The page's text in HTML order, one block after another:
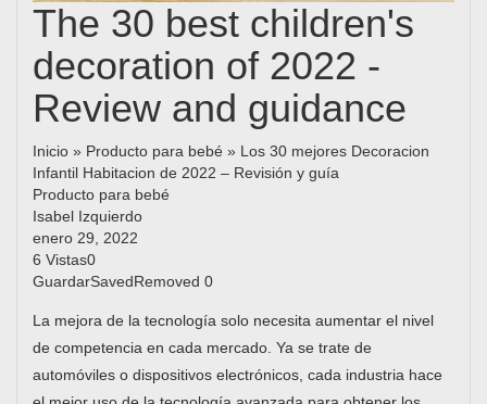
The 30 best children's
decoration of 2022 -
Review and guidance
Inicio » Producto para bebé » Los 30 mejores Decoracion
Infantil Habitacion de 2022 – Revisión y guía
Producto para bebé
Isabel Izquierdo
enero 29, 2022
6 Vistas0
GuardarSavedRemoved 0
La mejora de la tecnología solo necesita aumentar el nivel
de competencia en cada mercado. Ya se trate de
automóviles o dispositivos electrónicos, cada industria hace